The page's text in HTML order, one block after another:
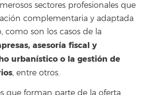
sectores profesionales que
complementaria y adaptada
como son los casos de la
asesoría fiscal y
urbanístico o la gestión de
, entre otros.
que forman parte de la oferta